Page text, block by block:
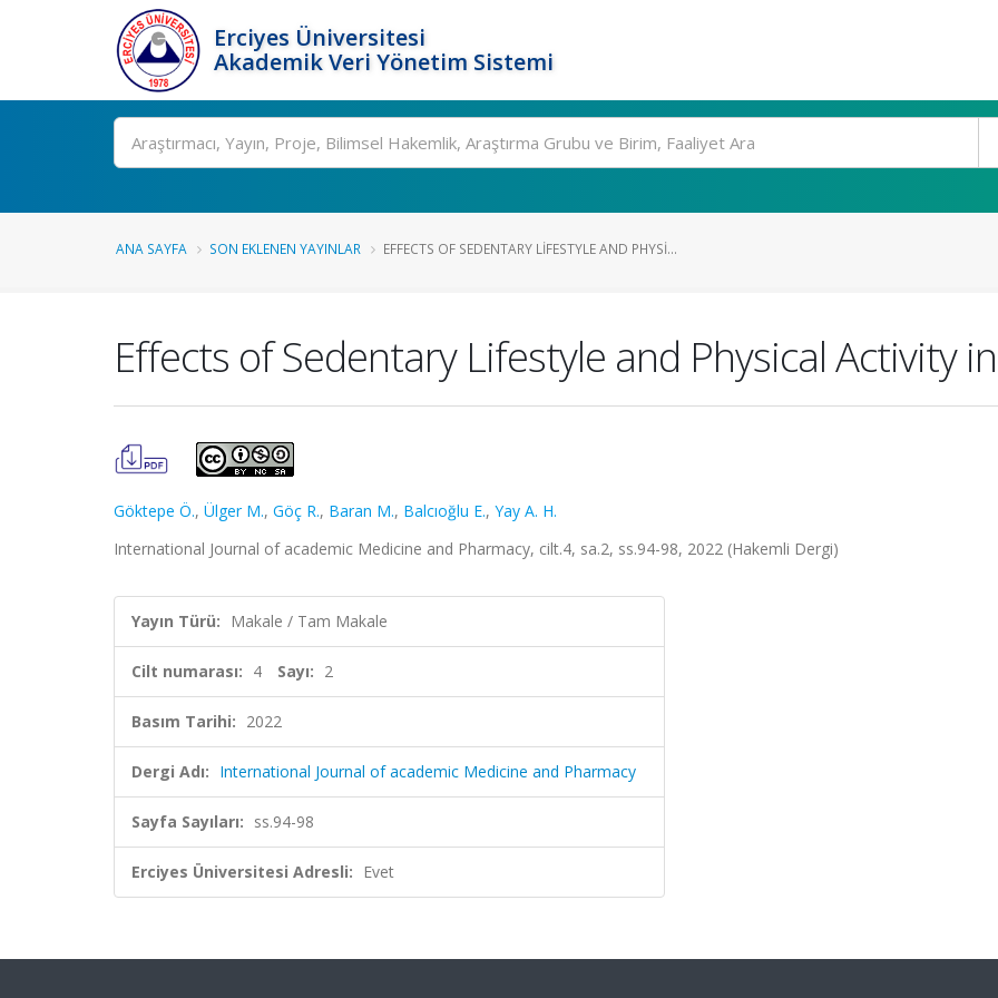
Erciyes Üniversitesi
Akademik Veri Yönetim Sistemi
Ara
ANA SAYFA SON EKLENEN YAYINLAR EFFECTS OF SEDENTARY LIFESTYLE AND PHYSI...
Effects of Sedentary Lifestyle and Physical Activity
Göktepe Ö., Ülger M., Göç R., Baran M., Balcıoğlu E., Yay A. H.
International Journal of academic Medicine and Pharmacy, cilt.4, sa.2, ss.94-98, 2022 (Hakemli Dergi)
Yayın Türü: Makale / Tam Makale
Cilt numarası: 4 Sayı: 2
Basım Tarihi: 2022
Dergi Adı: International Journal of academic Medicine and Pharmacy
Sayfa Sayıları: ss.94-98
Erciyes Üniversitesi Adresli: Evet